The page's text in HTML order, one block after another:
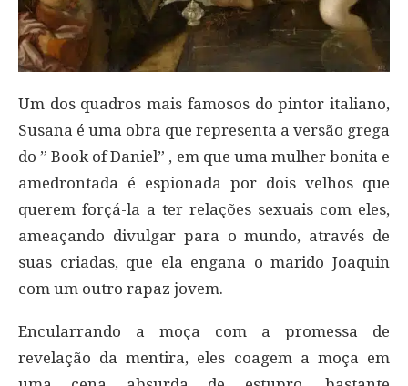
Um dos quadros mais famosos do pintor italiano,
Susana é uma obra que representa a versão grega
do ” Book of Daniel” , em que uma mulher bonita e
amedrontada é espionada por dois velhos que
querem forçá-la a ter relações sexuais com eles,
ameaçando divulgar para o mundo, através de
suas criadas, que ela engana o marido Joaquin
com um outro rapaz jovem.
Encularrando a moça com a promessa de
revelação da mentira, eles coagem a moça em